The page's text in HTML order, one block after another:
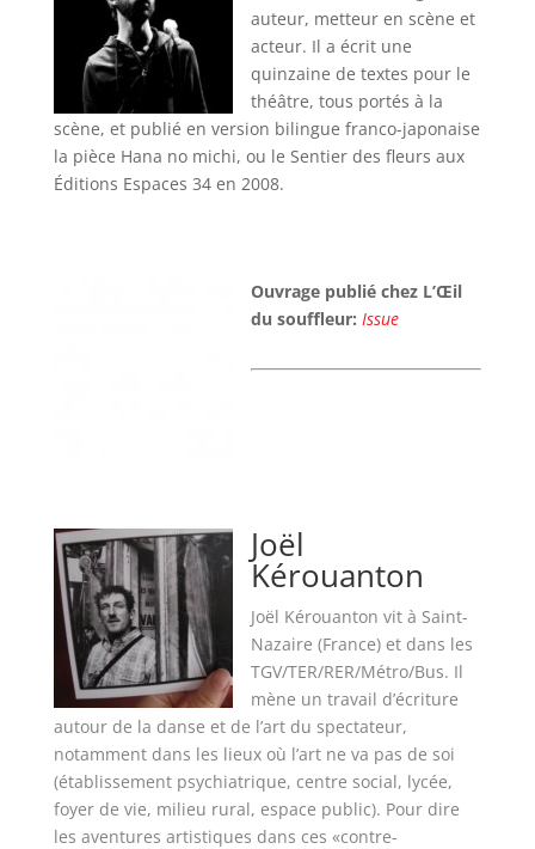
auteur, metteur en scène et
acteur. Il a écrit une
quinzaine de textes pour le
théâtre, tous portés à la
scène, et publié en version bilingue franco-japonaise
la pièce Hana no michi, ou le Sentier des fleurs aux
Éditions Espaces 34 en 2008.
Ouvrage publié chez L’Œil
du souffleur: Issue
Joël
Kérouanton
Joël Kérouanton vit à Saint-
Nazaire (France) et dans les
TGV/TER/RER/Métro/Bus. Il
mène un travail d’écriture
autour de la danse et de l’art du spectateur,
notamment dans les lieux où l’art ne va pas de soi
(établissement psychiatrique, centre social, lycée,
foyer de vie, milieu rural, espace public). Pour dire
les aventures artistiques dans ces «contre-